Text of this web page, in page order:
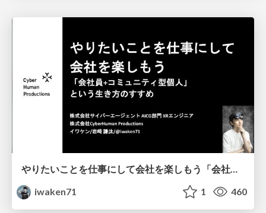
やりたいことを仕事にして会社を楽しもう「会社員+コミュニティ型個人」 な生き方の勧め
iwaken71
1 460